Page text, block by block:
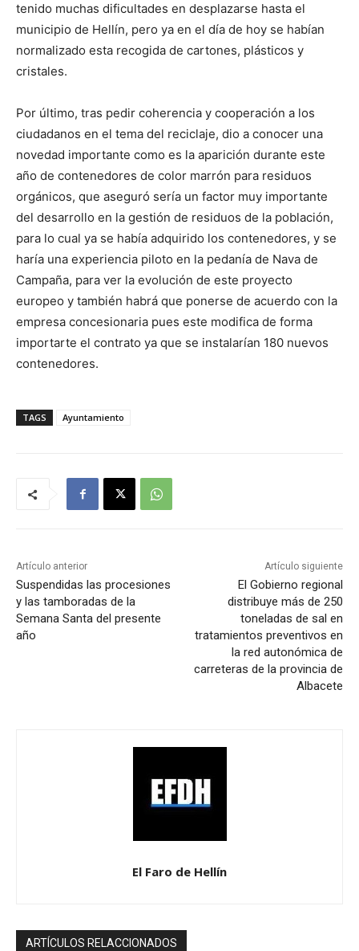
tenido muchas dificultades en desplazarse hasta el
municipio de Hellín, pero ya en el día de hoy se habían
normalizado esta recogida de cartones, plásticos y
cristales.
Por último, tras pedir coherencia y cooperación a los
ciudadanos en el tema del reciclaje, dio a conocer una
novedad importante como es la aparición durante este
año de contenedores de color marrón para residuos
orgánicos, que aseguró sería un factor muy importante
del desarrollo en la gestión de residuos de la población,
para lo cual ya se había adquirido los contenedores, y se
haría una experiencia piloto en la pedanía de Nava de
Campaña, para ver la evolución de este proyecto
europeo y también habrá que ponerse de acuerdo con la
empresa concesionaria pues este modifica de forma
importarte el contrato ya que se instalarían 180 nuevos
contenedores.
TAGS Ayuntamiento
Artículo anterior
Suspendidas las procesiones
y las tamboradas de la
Semana Santa del presente
año
Artículo siguiente
El Gobierno regional
distribuye más de 250
toneladas de sal en
tratamientos preventivos en
la red autonómica de
carreteras de la provincia de
Albacete
El Faro de Hellín
ARTÍCULOS RELACCIONADOS